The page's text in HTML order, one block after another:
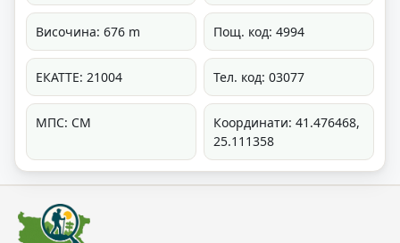
Височина: 676 m Пощ. код: 4994
ЕКАТТЕ: 21004 Тел. код: 03077
МПС: СМ
Координати: 41.476468,
25.111358